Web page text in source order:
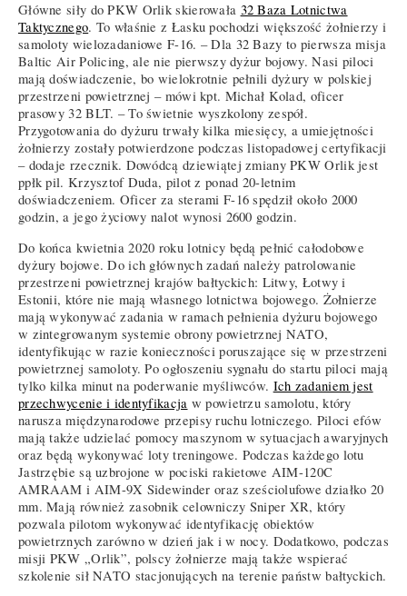
Główne siły do PKW Orlik skierowała 32 Baza Lotnictwa
Taktycznego. To właśnie z Łasku pochodzi większość żołnierzy i
samoloty wielozadaniowe F-16. – Dla 32 Bazy to pierwsza misja
Baltic Air Policing, ale nie pierwszy dyżur bojowy. Nasi piloci
mają doświadczenie, bo wielokrotnie pełnili dyżury w polskiej
przestrzeni powietrznej – mówi kpt. Michał Kolad, oficer
prasowy 32 BLT. – To świetnie wyszkolony zespół.
Przygotowania do dyżuru trwały kilka miesięcy, a umiejętności
żołnierzy zostały potwierdzone podczas listopadowej certyfikacji
– dodaje rzecznik. Dowódcą dziewiątej zmiany PKW Orlik jest
ppłk pil. Krzysztof Duda, pilot z ponad 20-letnim
doświadczeniem. Oficer za sterami F-16 spędził około 2000
godzin, a jego życiowy nalot wynosi 2600 godzin.
Do końca kwietnia 2020 roku lotnicy będą pełnić całodobowe
dyżury bojowe. Do ich głównych zadań należy patrolowanie
przestrzeni powietrznej krajów bałtyckich: Litwy, Łotwy i
Estonii, które nie mają własnego lotnictwa bojowego. Żołnierze
mają wykonywać zadania w ramach pełnienia dyżuru bojowego
w zintegrowanym systemie obrony powietrznej NATO,
identyfikując w razie konieczności poruszające się w przestrzeni
powietrznej samoloty. Po ogłoszeniu sygnału do startu piloci mają
tylko kilka minut na poderwanie myśliwców. Ich zadaniem jest
przechwycenie i identyfikacja w powietrzu samolotu, który
narusza międzynarodowe przepisy ruchu lotniczego. Piloci efów
mają także udzielać pomocy maszynom w sytuacjach awaryjnych
oraz będą wykonywać loty treningowe. Podczas każdego lotu
Jastrzębie są uzbrojone w pociski rakietowe AIM-120C
AMRAAM i AIM-9X Sidewinder oraz sześciolufowe działko 20
mm. Mają również zasobnik celowniczy Sniper XR, który
pozwala pilotom wykonywać identyfikację obiektów
powietrznych zarówno w dzień jak i w nocy. Dodatkowo, podczas
misji PKW „Orlik”, polscy żołnierze mają także wspierać
szkolenie sił NATO stacjonujących na terenie państw bałtyckich.